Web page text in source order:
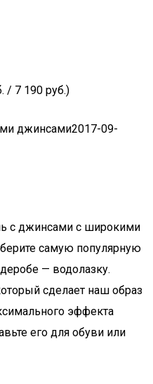
/ 7 190 руб.)
с джинсами с широкими
самую популярную
— водолазку.
сделает наш образ
эффекта
его для обуви или